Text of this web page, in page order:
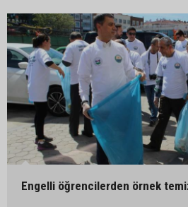
Engelli öğrencilerden örnek